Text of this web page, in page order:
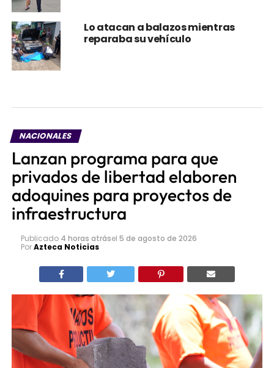
Lo atacan a balazos mientras
reparaba su vehículo
NACIONALES
Lanzan programa para que
privados de libertad elaboren
adoquines para proyectos de
infraestructura
Publicado 4 horas atrásel 5 de agosto de 2026
PorAzteca Noticias